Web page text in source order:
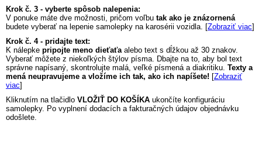
Krok č. 3 - vyberte spôsob nalepenia:
V ponuke máte dve možnosti, pričom voľbu tak ako je znázornená
budete vyberať na lepenie samolepky na karosérii vozidla. [Zobraziť viac]
Krok č. 4 - pridajte text:
K nálepke pripojte meno dieťaťaalebo text s dĺžkou až 30 znakov.
Vyberať môžete z niekoľkých štýlov písma. Dbajte na to, aby bol text
správne napísaný, skontrolujte malá, veľké písmená a diakritiku. Texty a
mená neupravujeme a vložíme ich tak, ako ich napíšete! [Zobraziť
viac]
Kliknutím na tlačidlo VLOŽIŤ DO KOŠÍKA ukončíte konfiguráciu
samolepky. Po vyplnení dodacích a fakturačných údajov objednávku
odošlete.